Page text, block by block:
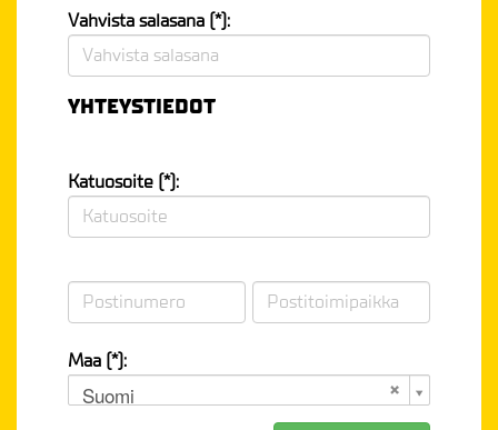
Vahvista salasana (*):
YHTEYSTIEDOT
Katuosoite (*):
Maa (*):
Suomi